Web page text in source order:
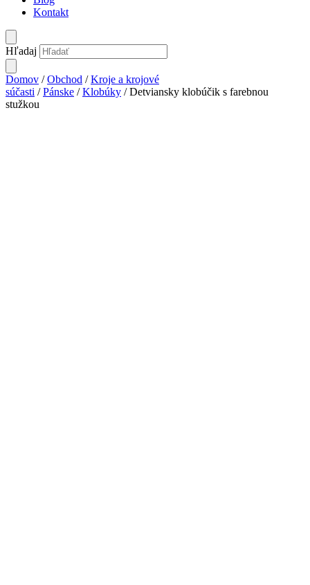
Kontakt
Hľadaj
Domov /Obchod /Kroje a krojové
súčasti /Pánske /Klobúky / Detviansky klobúčik s farebnou
stužkou